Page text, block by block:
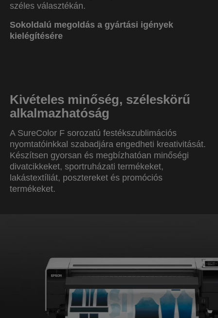
széles választékán.
Sokoldalú megoldás a gyártási igények
kielégítésére
Kivételes minőség, széleskörű
alkalmazhatóság
A SureColor F sorozatú festékszublimációs
nyomtatóinkkal szabadjára engedheti kreativitását.
Készítsen gyorsan és megbízhatóan minőségi
divatcikkeket, sportruházati termékeket,
lakástextíliát, posztereket és promóciós
termékeket.